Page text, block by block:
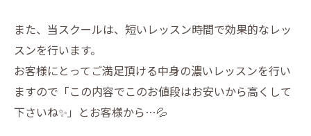
また、当スクールは、短いレッスン時間で効果的なレッ
スンを行います。
お客様にとってご満足頂ける中身の濃いレッスンを行い
ますので「この内容でこのお値段はお安いから高くして
下さいね✨」とお客様から…💦